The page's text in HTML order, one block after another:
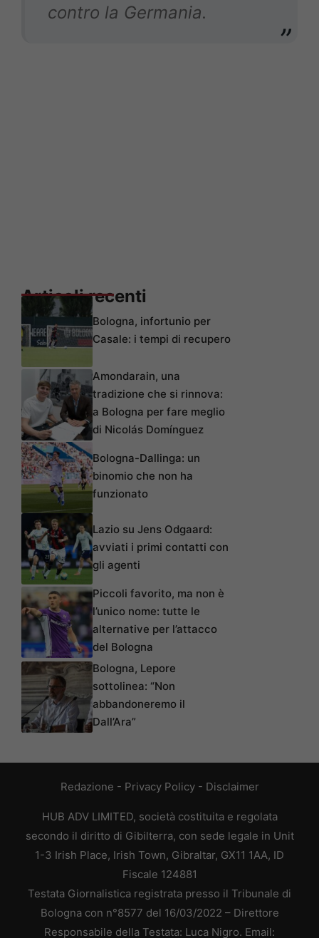
contro la Germania.
Articoli recenti
Bologna, infortunio per
Casale: i tempi di recupero
Amondarain, una
tradizione che si rinnova:
a Bologna per fare meglio
di Nicolás Domínguez
Bologna-Dallinga: un
binomio che non ha
funzionato
Lazio su Jens Odgaard:
avviati i primi contatti con
gli agenti
Piccoli favorito, ma non è
l’unico nome: tutte le
alternative per l’attacco
del Bologna
Bologna, Lepore
sottolinea: “Non
abbandoneremo il
Dall’Ara”
Redazione - Privacy Policy- Disclaimer
HUB ADV LIMITED, società costituita e regolata
secondo il diritto di Gibilterra, con sede legale in Unit
1-3 Irish Place, Irish Town, Gibraltar, GX11 1AA, ID
Fiscale 124881
Testata Giornalistica registrata presso il Tribunale di
Bologna con n°8577 del 16/03/2022 – Direttore
Responsabile della Testata: Luca Nigro. Email: